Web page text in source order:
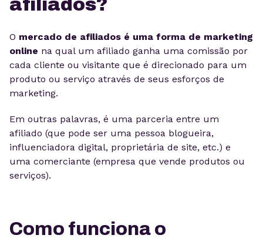
afiliados?
O mercado de afiliados é uma forma de marketing
online na qual um afiliado ganha uma comissão por
cada cliente ou visitante que é direcionado para um
produto ou serviço através de seus esforços de
marketing.
Em outras palavras, é uma parceria entre um
afiliado (que pode ser uma pessoa blogueira,
influenciadora digital, proprietária de site, etc.) e
uma comerciante (empresa que vende produtos ou
serviços).
Como funciona o